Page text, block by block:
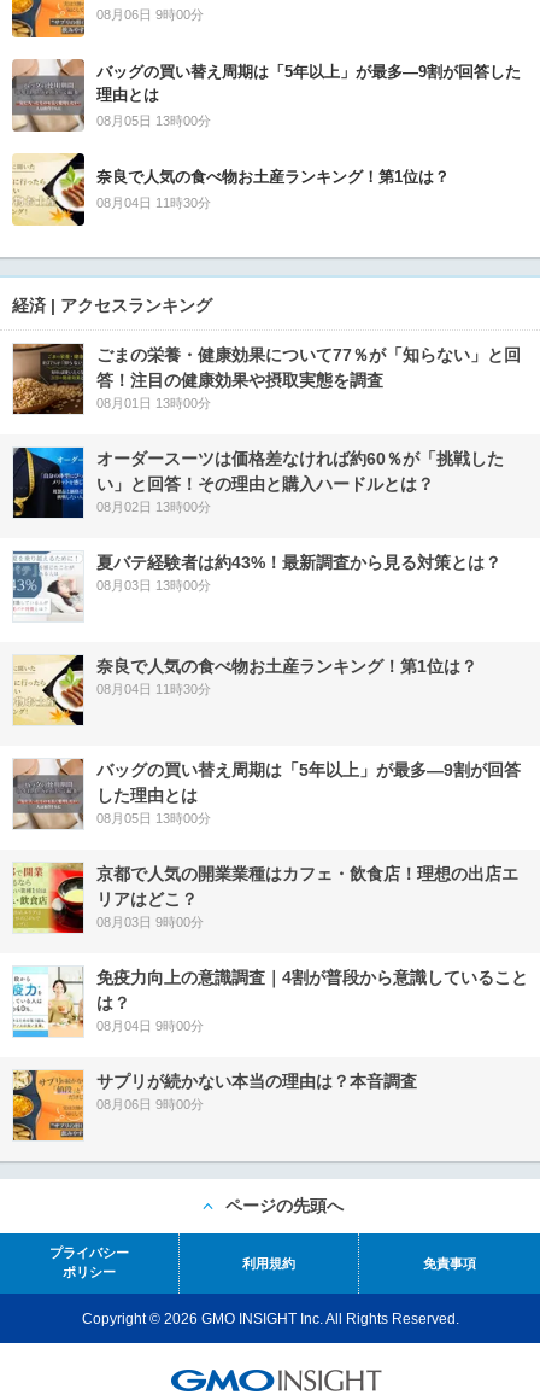
08月06日 9時00分
バッグの買い替え周期は「5年以上」が最多―9割が回答した
理由とは
08月05日 13時00分
奈良で人気の食べ物お土産ランキング！第1位は？
08月04日 11時30分
経済 | アクセスランキング
ごまの栄養・健康効果について77％が「知らない」と回
答！注目の健康効果や摂取実態を調査
08月01日 13時00分
オーダースーツは価格差なければ約60％が「挑戦した
い」と回答！その理由と購入ハードルとは？
08月02日 13時00分
夏バテ経験者は約43%！最新調査から見る対策とは？
08月03日 13時00分
奈良で人気の食べ物お土産ランキング！第1位は？
08月04日 11時30分
バッグの買い替え周期は「5年以上」が最多―9割が回答
した理由とは
08月05日 13時00分
京都で人気の開業業種はカフェ・飲食店！理想の出店エ
リアはどこ？
08月03日 9時00分
免疫力向上の意識調査｜4割が普段から意識していること
は？
08月04日 9時00分
サプリが続かない本当の理由は？本音調査
08月06日 9時00分
ページの先頭へ
プライバシー
ポリシー
利用規約 免責事項
Copyright © 2026 GMO INSIGHT Inc. All Rights Reserved.